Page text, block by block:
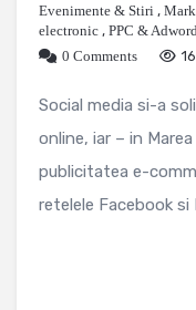
Evenimente & Stiri ,
electronic , PPC &
0 Comments
Social media si-a
online, iar – in
publicitatea e-
retelele Facebook si